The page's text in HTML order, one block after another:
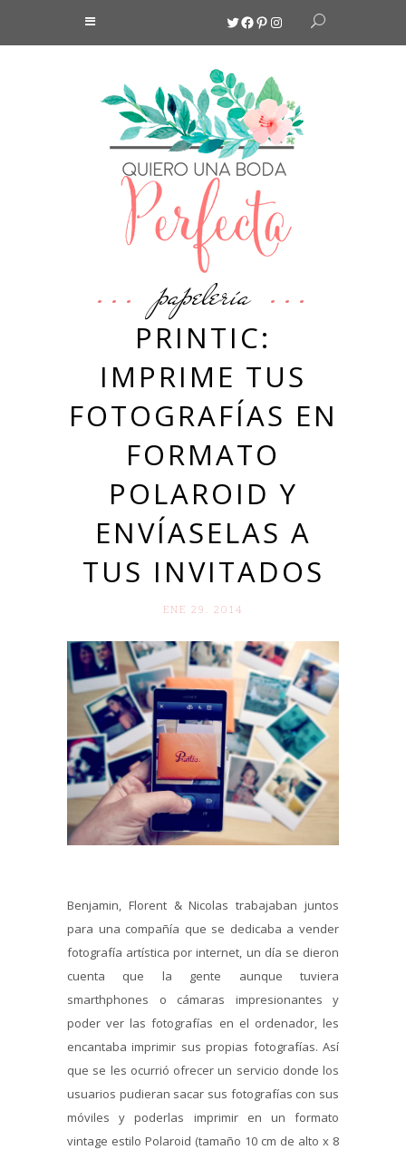
Twitter
Facebook
Pinterest
Instagram
papelería
PRINTIC:
IMPRIME TUS
FOTOGRAFÍAS EN
FORMATO
POLAROID Y
ENVÍASELAS A
TUS INVITADOS
ENE 29. 2014
Benjamin, Florent & Nicolas trabajaban juntos
para una compañía que se dedicaba a vender
fotografía artística por internet, un día se dieron
cuenta que la gente aunque tuviera
smarthphones o cámaras impresionantes y
poder ver las fotografías en el ordenador, les
encantaba imprimir sus propias fotografías. Así
que se les ocurrió ofrecer un servicio donde los
usuarios pudieran sacar sus fotografías con sus
móviles y poderlas imprimir en un formato
vintage estilo Polaroid (tamaño 10 cm de alto x 8